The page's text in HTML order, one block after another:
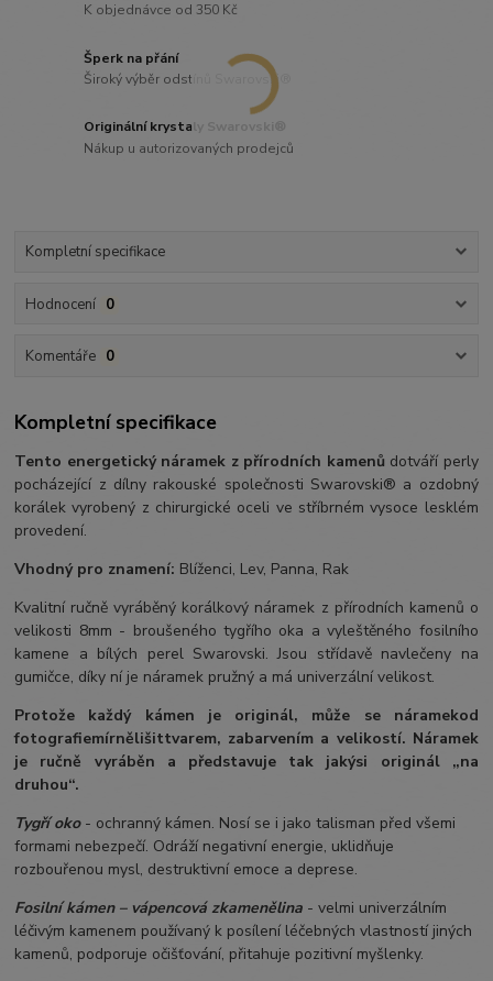
K objednávce od 350 Kč
Šperk na přání
Široký výběr odstínů Swarovski®
Originální krystaly Swarovski®
Nákup u autorizovaných prodejců
Kompletní specifikace
Hodnocení 0
Komentáře 0
Kompletní specifikace
Tento energetický náramek z přírodních kamenů dotváří perly
pocházející z dílny rakouské společnosti Swarovski® a ozdobný
korálek vyrobený z chirurgické oceli ve stříbrném vysoce lesklém
provedení.
Vhodný pro znamení: Blíženci, Lev, Panna, Rak
Kvalitní ručně vyráběný korálkový náramek z přírodních kamenů o
velikosti 8mm - broušeného tygřího oka a vyleštěného fosilního
kamene a bílých perel Swarovski. Jsou střídavě navlečeny na
gumičce, díky ní je náramek pružný a má univerzální velikost.
Protože každý kámen je originál, může se náramekod
fotografiemírnělišittvarem, zabarvením a velikostí. Náramek
je ručně vyráběn a představuje tak jakýsi originál „na
druhou“.
Tygří oko- ochranný kámen. Nosí se i jako talisman před všemi
formami nebezpečí. Odráží negativní energie, uklidňuje
rozbouřenou mysl, destruktivní emoce a deprese.
Fosilní kámen – vápencová zkamenělina - velmi univerzálním
léčivým kamenem používaný k posílení léčebných vlastností jiných
kamenů, podporuje očišťování, přitahuje pozitivní myšlenky.